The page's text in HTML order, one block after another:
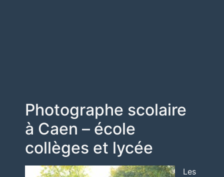
Photographe scolaire
à Caen – école
collèges et lycée
Les